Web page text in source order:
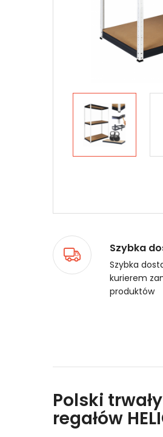
Szybka
Szybka
kurierem
produktów
Polski
regałów